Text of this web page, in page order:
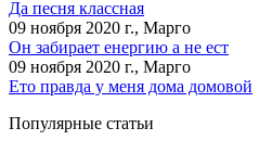
Да песня классная
09 ноября 2020 г., Марго
Он забирает енергию а не ест
09 ноября 2020 г., Марго
Ето правда у меня дома домовой
Популярные статьи